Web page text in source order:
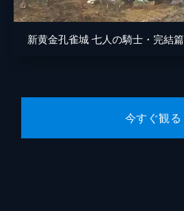
新黄金孔雀城 七人の騎士・完結篇
今すぐ観る